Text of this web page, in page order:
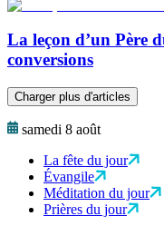
La leçon d’un Père
conversions
Charger plus d'articles
samedi 8 août
La fête du jour
Évangile
Méditation du jour
Prières du jour